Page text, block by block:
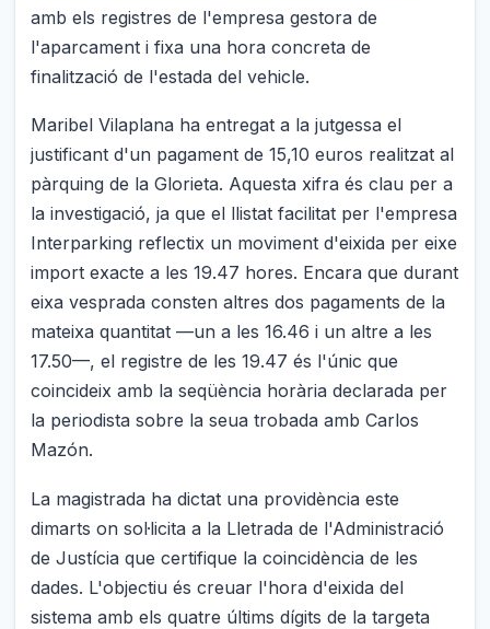
amb els registres de l'empresa gestora de
l'aparcament i fixa una hora concreta de
finalització de l'estada del vehicle.
Maribel Vilaplana ha entregat a la jutgessa el
justificant d'un pagament de 15,10 euros realitzat al
pàrquing de la Glorieta. Aquesta xifra és clau per a
la investigació, ja que el llistat facilitat per l'empresa
Interparking reflectix un moviment d'eixida per eixe
import exacte a les 19.47 hores. Encara que durant
eixa vesprada consten altres dos pagaments de la
mateixa quantitat —un a les 16.46 i un altre a les
17.50—, el registre de les 19.47 és l'únic que
coincideix amb la seqüència horària declarada per
la periodista sobre la seua trobada amb Carlos
Mazón.
La magistrada ha dictat una providència este
dimarts on sol·licita a la Lletrada de l'Administració
de Justícia que certifique la coincidència de les
dades. L'objectiu és creuar l'hora d'eixida del
sistema amb els quatre últims dígits de la targeta